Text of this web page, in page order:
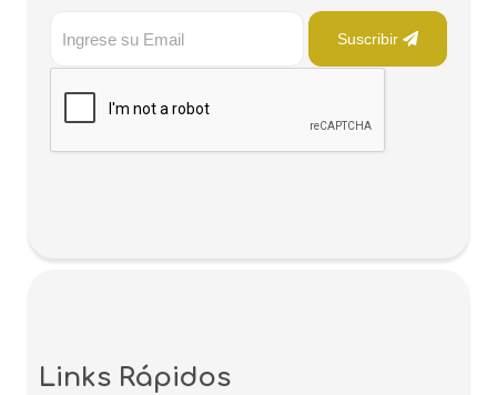
Suscribir
Links Rápidos